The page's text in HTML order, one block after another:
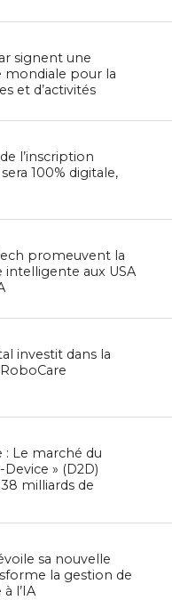
signent une
mondiale pour la
et d’activités
l’inscription
100% digitale,
promeuvent la
intelligente aux USA
investit dans la
Le marché du
» (D2D)
milliards de
sa nouvelle
la gestion de
l’IA